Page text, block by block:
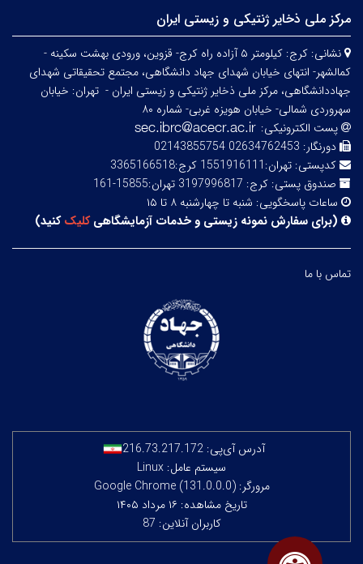
مرکز ملی ذخایر ژنتیکی و زیستی ایران
نشانی:
کرج: کیلومتر ۵ آزاده راه کرج- قزوین، ورودی بهشت سکینه -
کمالشهر- انتهای خیابان شهدای جهاد دانشگاهی، مجتمع تحقیقاتی شهدای
جهاددانشگاهی، مرکز ملی ذخایر ژنتیکی و زیستی ایران - تهران: خیابان
سهروردی شمالی- خیابان هویزه غربی- شماره ۸۰
پست الکترونیکی:
دورنگار: 02634762453 02143855754
کدپستی: تهران:1551916111 کرج:3365166518
صندوق پستی: کرج: 3197996817 تهران:15855-161
ساعات پاسخگویی: شنبه تا چهارشنبه ۸ تا ۱۵
(برای سفارش نمونه زیستی و خدمات آزمایشگاهیکلیککنید)
تماس با ما
آدرس آی‌پی: 216.73.217.172
سیستم عامل: Linux
مرورگر: Google Chrome (131.0.0.0)
تاریخ مشاهده: ۱۶ مرداد ۱۴۰۵
کاربران آنلاین: 87